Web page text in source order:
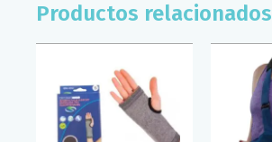
Productos relacionados